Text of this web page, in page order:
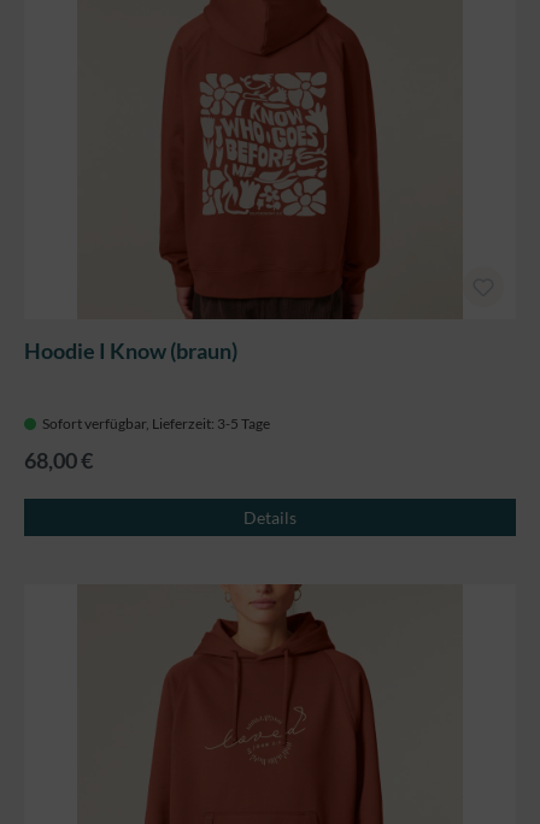
Hoodie I Know (braun)
Sofort verfügbar, Lieferzeit: 3-5 Tage
68,00 €
Details